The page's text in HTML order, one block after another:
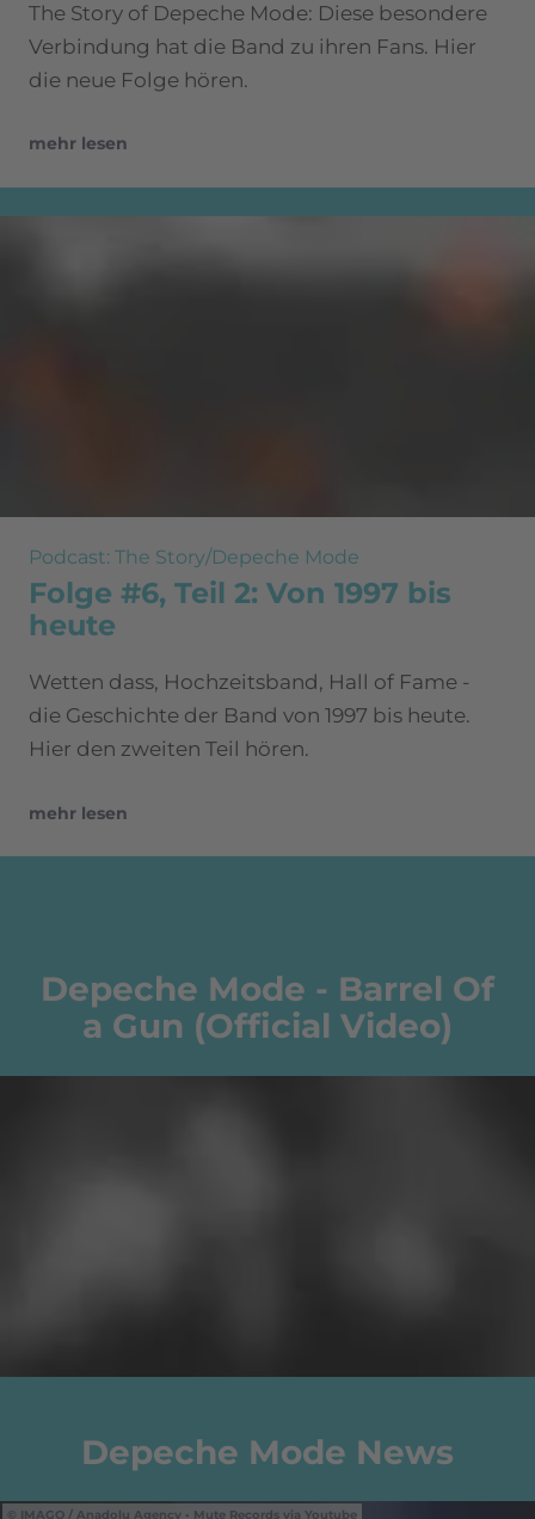
The Story of Depeche Mode: Diese besondere
Verbindung hat die Band zu ihren Fans. Hier
die neue Folge hören.
mehr lesen
Podcast: The Story/Depeche Mode
Folge #6, Teil 2: Von 1997 bis
heute
Wetten dass, Hochzeitsband, Hall of Fame -
die Geschichte der Band von 1997 bis heute.
Hier den zweiten Teil hören.
mehr lesen
Depeche Mode - Barrel Of
a Gun (Official Video)
Depeche Mode News
IMAGO / Anadolu Agency • Mute Records via Youtube